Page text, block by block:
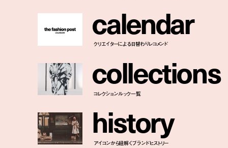
calendar
クリエイターによる日替わりレコメンド
collections
コレクションルック一覧
history
アイコンから紐解くブランドヒストリー